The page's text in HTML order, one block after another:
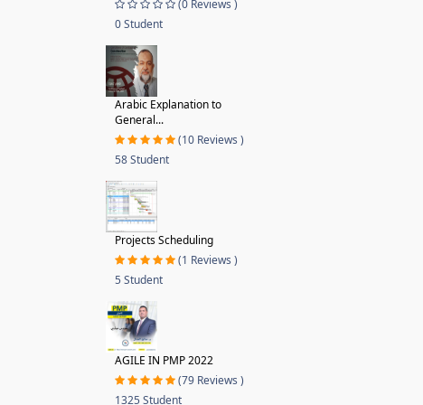
(0 Reviews )
0 Student
Arabic Explanation to
General...
(10 Reviews )
58 Student
Projects Scheduling
(1 Reviews )
5 Student
AGILE IN PMP 2022
(79 Reviews )
1325 Student